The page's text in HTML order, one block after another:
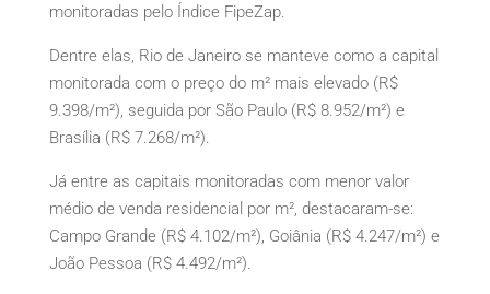
monitoradas pelo Índice FipeZap.
Dentre elas, Rio de Janeiro se manteve como a capital
monitorada com o preço do m² mais elevado (R$
9.398/m²), seguida por São Paulo (R$ 8.952/m²) e
Brasília (R$ 7.268/m²).
Já entre as capitais monitoradas com menor valor
médio de venda residencial por m², destacaram-se:
Campo Grande (R$ 4.102/m²), Goiânia (R$ 4.247/m²) e
João Pessoa (R$ 4.492/m²).